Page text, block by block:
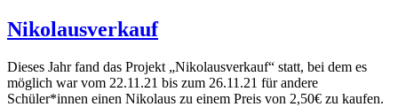
Nikolausverkauf
Dieses Jahr fand das Projekt „Nikolausverkauf“ statt, bei dem es
möglich war vom 22.11.21 bis zum 26.11.21 für andere
Schüler*innen einen Nikolaus zu einem Preis von 2,50€ zu kaufen.